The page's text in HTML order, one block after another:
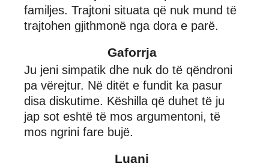
familjes. Trajtoni situata që nuk mund të
trajtohen gjithmonë nga dora e parë.
Gaforrja
Ju jeni simpatik dhe nuk do të qëndroni
pa vërejtur. Në ditët e fundit ka pasur
disa diskutime. Këshilla që duhet të ju
jap sot eshtë të mos argumentoni, të
mos ngrini fare bujë.
Luani